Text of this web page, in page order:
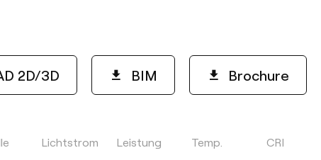
2D/3D BIM Brochure
FARBTEMPERATUR
Lichtstrom Leistung Temp. CRI